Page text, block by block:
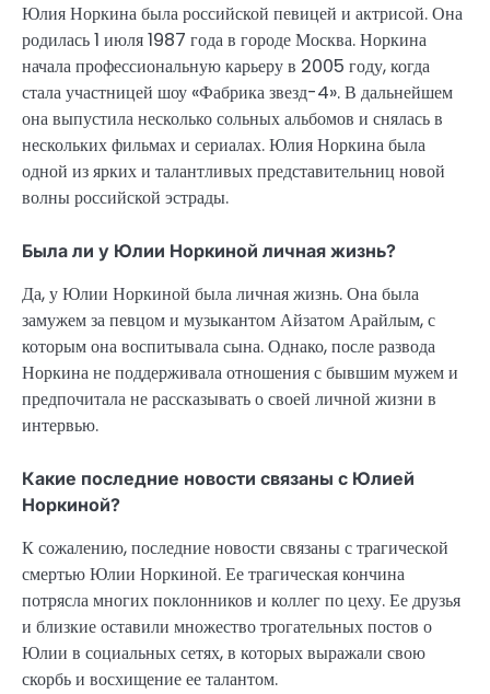
Юлия Норкина была российской певицей и актрисой. Она
родилась 1 июля 1987 года в городе Москва. Норкина
начала профессиональную карьеру в 2005 году, когда
стала участницей шоу «Фабрика звезд-4». В дальнейшем
она выпустила несколько сольных альбомов и снялась в
нескольких фильмах и сериалах. Юлия Норкина была
одной из ярких и талантливых представительниц новой
волны российской эстрады.
Была ли у Юлии Норкиной личная жизнь?
Да, у Юлии Норкиной была личная жизнь. Она была
замужем за певцом и музыкантом Айзатом Арайлым, с
которым она воспитывала сына. Однако, после развода
Норкина не поддерживала отношения с бывшим мужем и
предпочитала не рассказывать о своей личной жизни в
интервью.
Какие последние новости связаны с Юлией
Норкиной?
К сожалению, последние новости связаны с трагической
смертью Юлии Норкиной. Ее трагическая кончина
потрясла многих поклонников и коллег по цеху. Ее друзья
и близкие оставили множество трогательных постов о
Юлии в социальных сетях, в которых выражали свою
скорбь и восхищение ее талантом.